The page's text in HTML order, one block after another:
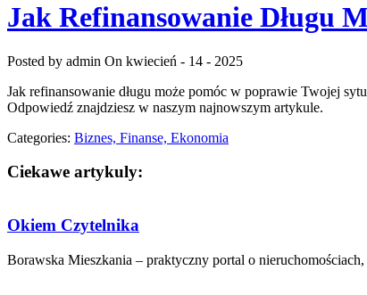
Jak Refinansowanie Długu
Posted by admin On kwiecień - 14 - 2025
Jak refinansowanie długu może pomóc w poprawie Twojej
Odpowiedź znajdziesz w naszym najnowszym artykule.
Categories: Biznes, Finanse, Ekonomia
Ciekawe artykuly:
Okiem Czytelnika
Borawska Mieszkania – praktyczny portal o